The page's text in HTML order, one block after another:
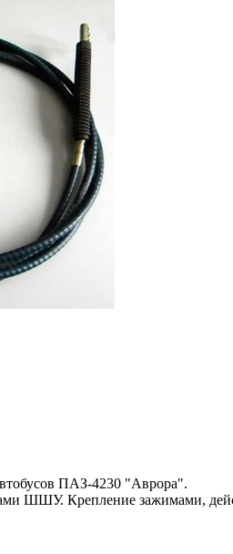
ПАЗ-4230 "Аврора".
ШШУ. Крепление зажимами,